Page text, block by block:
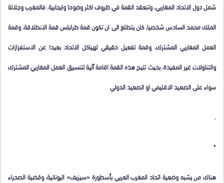
شمل دول الاتحاد المغاربي، وتنعقد القمة في ظروف اكثر وضوحا وايجابية. فالمغرب وجلالة
الملك محمد السادس شخصيا، كان يتطلع الى ان تكون قمة طرابلس قمة الانطلاقة، وقمة
العمل المغاربي المشترك، وقمة تفعيل حقيقي لهياكل الاتحاد بعيدا عن الاستفزازات
والتناولات غير المفيدة، بحيث تتيح هذه القمة اقامة آلية لتنسيق العمل المغاربي المشترك
سواء على الصعيد الاقليمي او الصعيد الدولي
.
*
هناك من يشبه وضعية اتحاد المغرب العربي بأسطورة «سيزيف» اليونانية، وقضية الصحراء